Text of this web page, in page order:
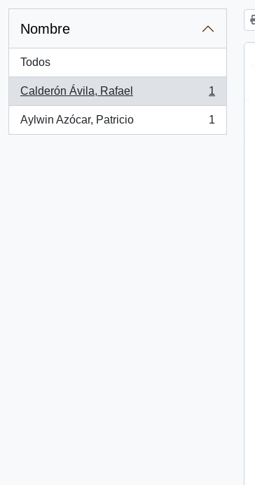
Nombre
Todos
Calderón Ávila, Rafael
, 1 resultados
1
Aylwin Azócar, Patricio
, 1 resultados
1